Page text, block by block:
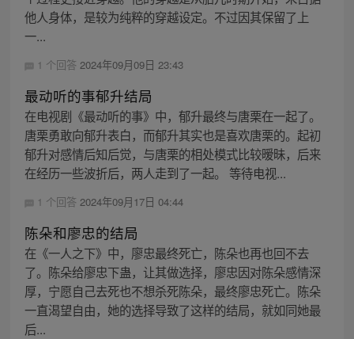
他人身体，是较为纯粹的穿越设定。不过因其保留了上
一...
1 个回答 2024年09月09日 23:43
最动听的事郁升结局
在电视剧《最动听的事》中，郁升最终与唐栗在一起了。
唐栗勇敢向郁升表白，而郁升其实也是喜欢唐栗的。起初
郁升对感情后知后觉，与唐栗的相处模式比较暧昧，后来
在经历一些波折后，两人走到了一起。 等待电视...
1 个回答 2024年09月17日 04:44
陈朵和廖忠的结局
在《一人之下》中，廖忠最终死亡，陈朵也再也回不去
了。陈朵给廖忠下蛊，让其做选择，廖忠因对陈朵感情深
厚，宁愿自己去死也不想杀死陈朵，最终廖忠死亡。陈朵
一直渴望自由，她的选择导致了这样的结局，就如同她最
后...